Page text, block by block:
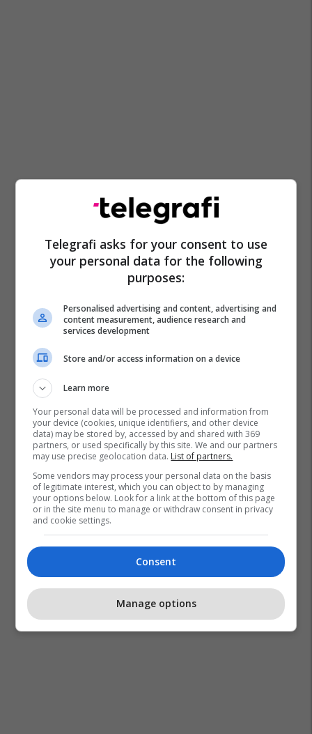
Telegrafi asks for your consent to use
your personal data for the following
purposes:
Personalised advertising and content, advertising and
content measurement, audience research and
services development
Store and/or access information on a device
Learn more
Your personal data will be processed and information from
your device (cookies, unique identifiers, and other device
data) may be stored by, accessed by and shared with 369
partners, or used specifically by this site. We and our partners
may use precise geolocation data. List of partners.
Some vendors may process your personal data on the basis
of legitimate interest, which you can object to by managing
your options below. Look for a link at the bottom of this page
or in the site menu to manage or withdraw consent in privacy
and cookie settings.
Consent
Manage options